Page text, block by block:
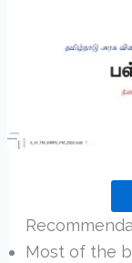
Most of the